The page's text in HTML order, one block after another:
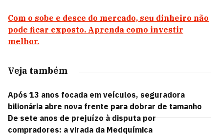
Com o sobe e desce do mercado, seu dinheiro não
pode ficar exposto. Aprenda como investir
melhor.
Veja também
Após 13 anos focada em veículos, seguradora
bilionária abre nova frente para dobrar de tamanho
De sete anos de prejuízo à disputa por
compradores: a virada da Medquímica